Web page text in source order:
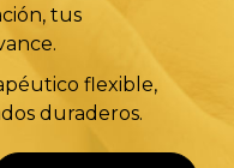
tus
flexible,
duraderos.